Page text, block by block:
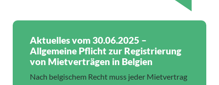
Aktuelles vom 30.06.2025 –
Allgemeine Pflicht zur Registrierung
von Mietverträgen in Belgien
Nach belgischem Recht muss jeder Mietvertrag